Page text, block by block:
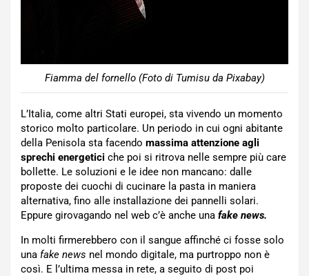
Fiamma del fornello (Foto di Tumisu da Pixabay)
L’Italia, come altri Stati europei, sta vivendo un momento
storico molto particolare. Un periodo in cui ogni abitante
della Penisola sta facendo massima attenzione agli
sprechi energetici che poi si ritrova nelle sempre più care
bollette. Le soluzioni e le idee non mancano: dalle
proposte dei cuochi di cucinare la pasta in maniera
alternativa, fino alle installazione dei pannelli solari.
Eppure girovagando nel web c’è anche una fake news.
In molti firmerebbero con il sangue affinché ci fosse solo
una fake news nel mondo digitale, ma purtroppo non è
così. E l’ultima messa in rete, a seguito di post poi